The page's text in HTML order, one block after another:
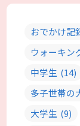
おでかけ記
ウォーキン
中学生 (14)
多子世帯の
大学生 (9)